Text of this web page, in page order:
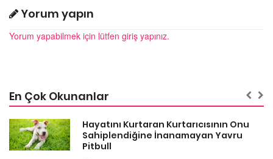
Yorum yapın
Yorum yapabilmek için lütfen giriş yapınız.
En Çok Okunanlar
Hayatını Kurtaran Kurtarıcısının Onu
Sahiplendiğine İnanamayan Yavru
Pitbull